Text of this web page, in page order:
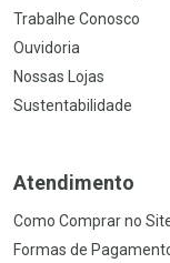
Trabalhe Conosco
Ouvidoria
Nossas Lojas
Sustentabilidade
Atendimento
Como Comprar no
Formas de